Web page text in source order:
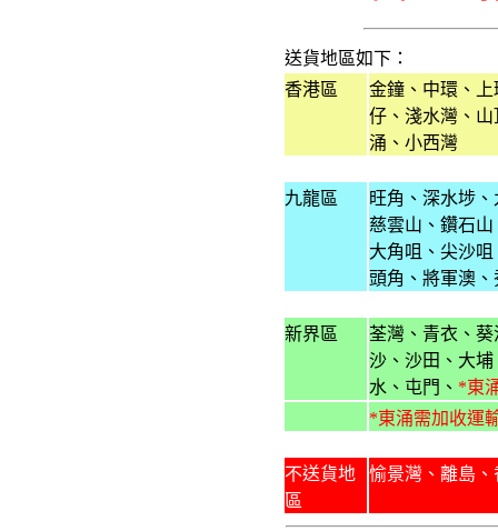
送貨地區如下：
香港區
金鐘、中環、
仔、淺水灣、
涌、小西灣
九龍區
旺角、深水埗
慈雲山、鑽石
大角咀、尖沙
頭角、將軍澳
新界區
荃灣、青衣、
沙、沙田、大
水、屯門、 *東
*東涌需加收運
不送貨地
區
愉景灣、離島